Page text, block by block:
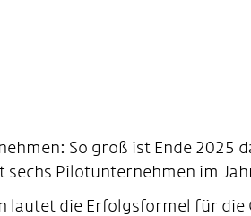
So groß ist Ende 2025
sechs Pilotunternehmen im
lautet die Erfolgsformel für die